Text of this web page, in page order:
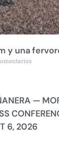
y una
—
6, 2026